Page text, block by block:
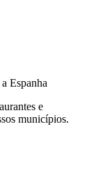
Espanha
e
municípios.